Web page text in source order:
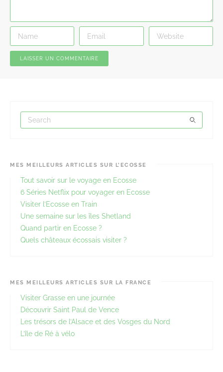
MES MEILLEURS ARTICLES SUR L’ECOSSE
Tout savoir sur le voyage en Ecosse
6 Séries Netflix pour voyager en Ecosse
Visiter l’Ecosse en Train
Une semaine sur les îles Shetland
Quand partir en Ecosse ?
Quels châteaux écossais visiter ?
MES MEILLEURS ARTICLES SUR LA FRANCE
Visiter Grasse en une journée
Découvrir Saint Paul de Vence
Les trésors de l’Alsace et des Vosges du Nord
L’île de Ré à vélo